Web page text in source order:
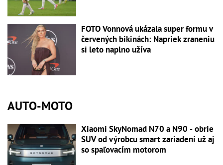
FOTO Vonnová ukázala super formu v
červených bikinách: Napriek zraneniu
si leto naplno užíva
AUTO-MOTO
Xiaomi SkyNomad N70 a N90 - obrie
SUV od výrobcu smart zariadení už aj
so spaľovacím motorom